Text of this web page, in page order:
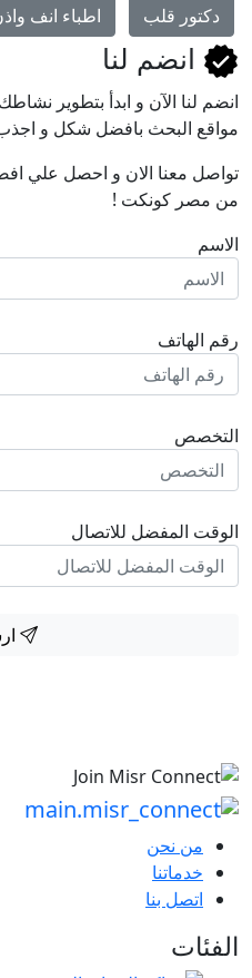
دكتور قلب اطباء انف
انضم لنا
انضم لنا اﻵن و ابدأ بتطوير
مواقع البحث بافضل شكل و اجذب
تواصل معنا الان و احصل علي
من مصر كونكت !
الاسم
رقم الهاتف
التخصص
الوقت المفضل للاتصال
من نحن
خدماتنا
اتصل بنا
الفئات